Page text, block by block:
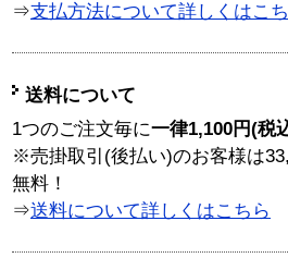
⇒支払方法について詳しくはこ
送料について
1つのご注文毎に一律1,100円(税
※売掛取引(後払い)のお客様は
無料！
⇒送料について詳しくはこちら